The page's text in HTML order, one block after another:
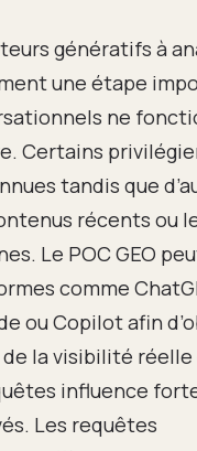
génératifs à
une étape
ne
Certains
tandis que
récents ou
Le POC GEO
comme
ou Copilot afin
la visibilité réelle
influence
Les requêtes